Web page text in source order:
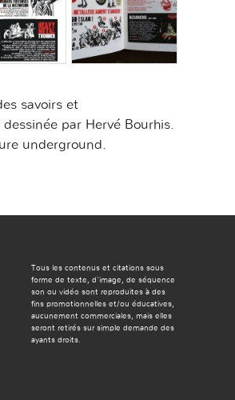
savoirs et
par Hervé Bourhis.
underground.
Tous les contenus et citations sous
forme de texte, d'image, de séquence
son ou vidéo sont reproduites à des
fins promotionnelles et/ou éducatives,
aucunement commerciales, mais elles
seront retirés sur simple demande des
ayants droits.